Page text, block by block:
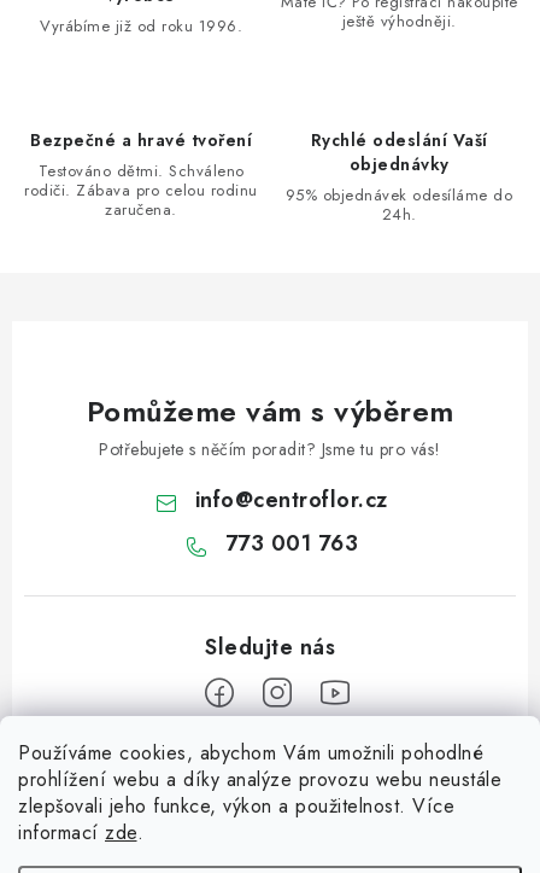
Používáme cookies, abychom Vám umožnili pohodlné
prohlížení webu a díky analýze provozu webu neustále
zlepšovali jeho funkce, výkon a použitelnost. Více
informací zde.
Vyrábíme již od roku 1996.
ještě výhodněji.
Bezpečné a hravé tvoření
Testováno dětmi. Schváleno
rodiči. Zábava pro celou rodinu
zaručena.
Rychlé odeslání Vaší
objednávky
95% objednávek odesíláme do
24h.
Pomůžeme vám s výběrem
Potřebujete s něčím poradit? Jsme tu pro vás!
info@centroflor.cz
773 001 763
Informace pro vás
Dopravné